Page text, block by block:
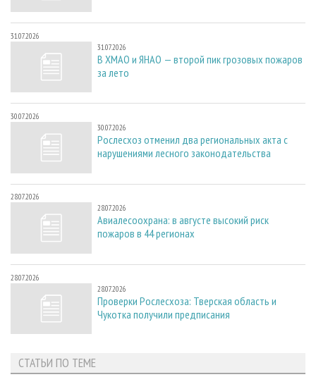
31.07.2026
31.07.2026
В ХМАО и ЯНАО — второй пик грозовых пожаров
за лето
30.07.2026
30.07.2026
Рослесхоз отменил два региональных акта с
нарушениями лесного законодательства
28.07.2026
28.07.2026
Авиалесоохрана: в августе высокий риск
пожаров в 44 регионах
28.07.2026
28.07.2026
Проверки Рослесхоза: Тверская область и
Чукотка получили предписания
СТАТЬИ ПО ТЕМЕ